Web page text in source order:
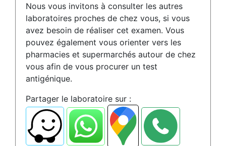
Nous vous invitons à consulter les autres
laboratoires proches de chez vous, si vous
avez besoin de réaliser cet examen. Vous
pouvez également vous orienter vers les
pharmacies et supermarchés autour de chez
vous afin de vous procurer un test
antigénique.
Partager le laboratoire sur :